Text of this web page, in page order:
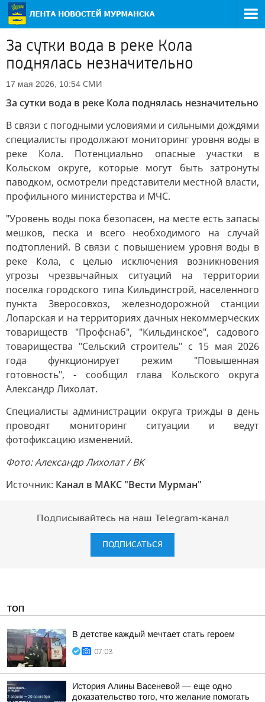
За сутки вода в реке Кола
поднялась незначительно
17 мая 2026, 10:54 СМИ
За сутки вода в реке Кола поднялась незначительно
В связи с погодными условиями и сильными дождями
специалисты продолжают мониторинг уровня воды в
реке Кола. Потенциально опасные участки в
Кольском округе, которые могут быть затронуты
паводком, осмотрели представители местной власти,
профильного министерства и МЧС.
"Уровень воды пока безопасен, на месте есть запасы
мешков, песка и всего необходимого на случай
подтоплений. В связи с повышением уровня воды в
реке Кола, с целью исключения возникновения
угрозы чрезвычайных ситуаций на территории
поселка городского типа Кильдинстрой, населенного
пункта Зверосовхоз, железнодорожной станции
Лопарская и на территориях дачных некоммерческих
товариществ "Профснаб", "Кильдинское", садового
товарищества "Сельский строитель" с 15 мая 2026
года функционирует режим "Повышенная
готовность", - сообщил глава Кольского округа
Александр Лихолат.
Специалисты администрации округа трижды в день
проводят мониторинг ситуации и ведут
фотофиксацию изменений.
Фото: Александр Лихолат / ВК
Источник: Канал в МАКС "Вести Мурман"
Подписывайтесь на наш Telegram-канал
ПОДПИСАТЬСЯ
ТОП
В детстве каждый мечтает стать героем
07:03
История Алины Васеневой — еще одно
доказательство того, что желание помогать